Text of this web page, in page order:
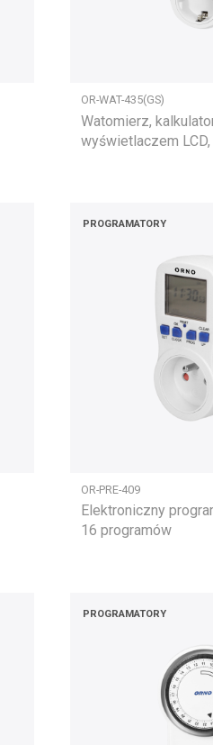
OR-WAT-435(GS)
Watomierz,
wyświetlaczem
PROGRAMATORY
OR-PRE-409
Elektroniczny
16 programów
PROGRAMATORY